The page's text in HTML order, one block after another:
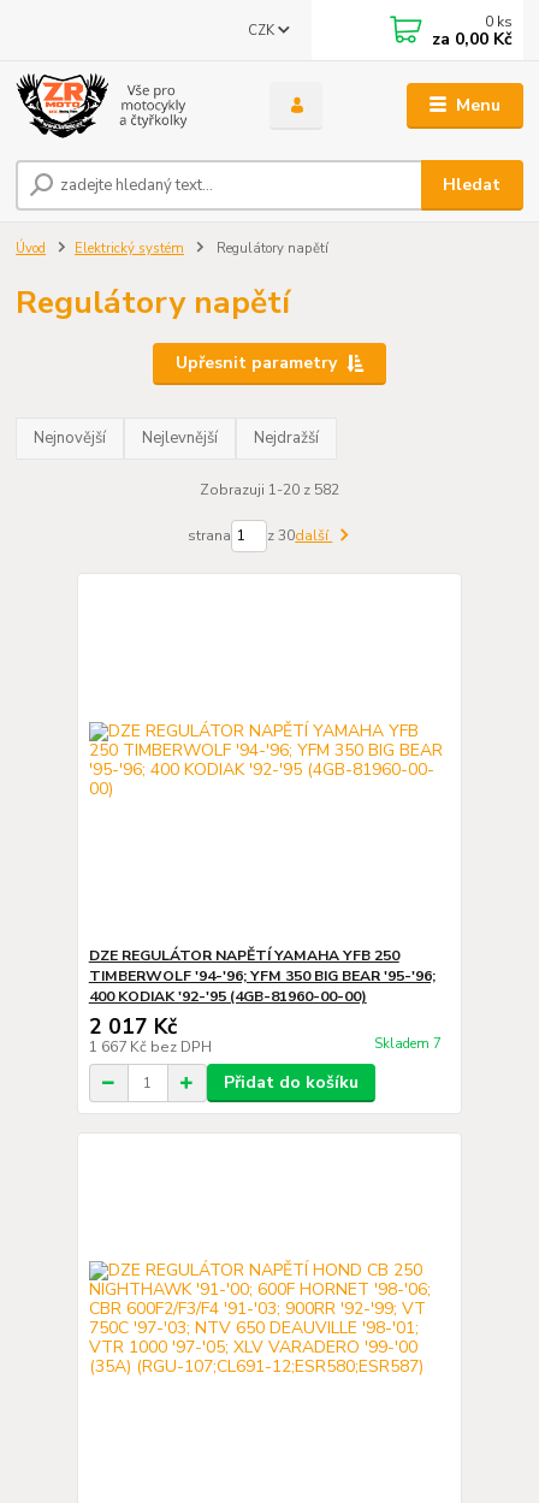
Menu
CZK
Hledat
0 ks
za 0,00 Kč
Úvod Elektrický systém Regulátory napětí
Regulátory napětí
Upřesnit parametry
Nejnovější Nejlevnější Nejdražší
Zobrazuji 1-20 z 582
strana z 30další
DZE REGULÁTOR NAPĚTÍ YAMAHA YFB 250
TIMBERWOLF '94-'96; YFM 350 BIG BEAR '95-'96;
400 KODIAK '92-'95 (4GB-81960-00-00)
2 017 Kč
1 667 Kč bez DPH Skladem 7
Přidat do košíku